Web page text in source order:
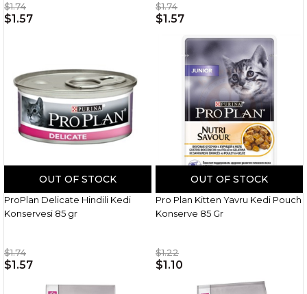
$1.74
$1.57
$1.74
$1.57
OUT OF STOCK
ProPlan Delicate Hindili Kedi
Konservesi 85 gr
$1.74
$1.57
OUT OF STOCK
Pro Plan Kitten Yavru Kedi Pouch
Konserve 85 Gr
$1.22
$1.10